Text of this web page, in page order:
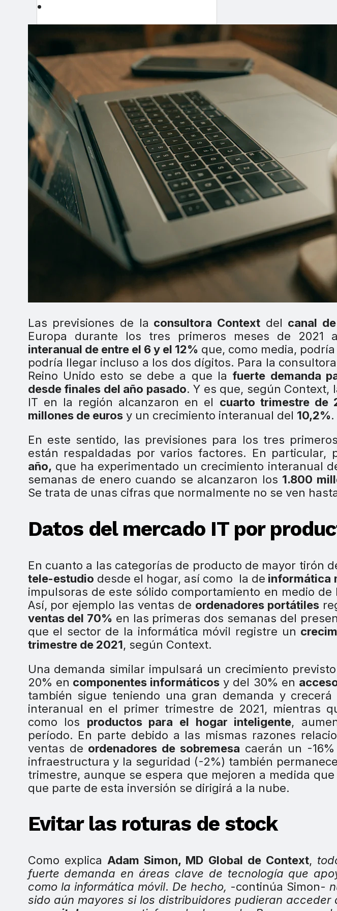
Las previsiones de la consultora Contextdel canal
Europa durante los tres primeros meses de 2021
interanual de entre el 6 y el 12% que, como media,
podría llegar incluso a los dos dígitos. Para la
Reino Unido esto se debe a que la fuerte demanda
desde finales del año pasado. Y es que, según Context,
IT en la región alcanzaron en el cuarto trimestre de
millones de eurosy un crecimiento interanual del 10,2%.
En este sentido, las previsiones para los tres
están respaldadas por varios factores. En particular,
año, que ha experimentado un crecimiento interanual
semanas de enero cuando se alcanzaron los 1.800
Se trata de unas cifras que normalmente no se ven
Datos del mercado IT por
En cuanto a las categorías de producto de mayor tirón
tele-estudio desde el hogar, así como la de informática
impulsoras de este sólido comportamiento en medio
Así, por ejemplo las ventas de ordenadores portátiles
ventas del 70% en las primeras dos semanas del
que el sector de la informática móvil registre un
trimestre de 2021, según Context.
Una demanda similar impulsará un crecimiento
20% en componentes informáticos y del 30% en
también sigue teniendo una gran demanda y crecerá
interanual en el primer trimestre de 2021, mientras
como los productos para el hogar inteligente,
período. En parte debido a las mismas razones
ventas de ordenadores de sobremesa caerán un -
infraestructura y la seguridad (-2%) también
trimestre, aunque se espera que mejoren a medida
que parte de esta inversión se dirigirá a la nube.
Evitar las roturas de stock
Como explica Adam Simon, MD Global de Context,
fuerte demanda en áreas clave de tecnología que
como la informática móvil. De hecho, -continúa Simon-
sido aún mayores si los distribuidores pudieran acceder